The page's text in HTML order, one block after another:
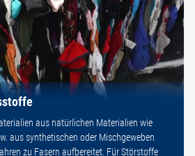
aus natürlichen Materialien wie
aus synthetischen oder Mischgeweben
zu Fasern aufbereitet. Für Störstoffe